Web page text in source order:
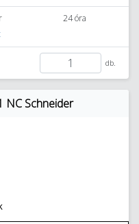
24 óra
db.
NC Schneider